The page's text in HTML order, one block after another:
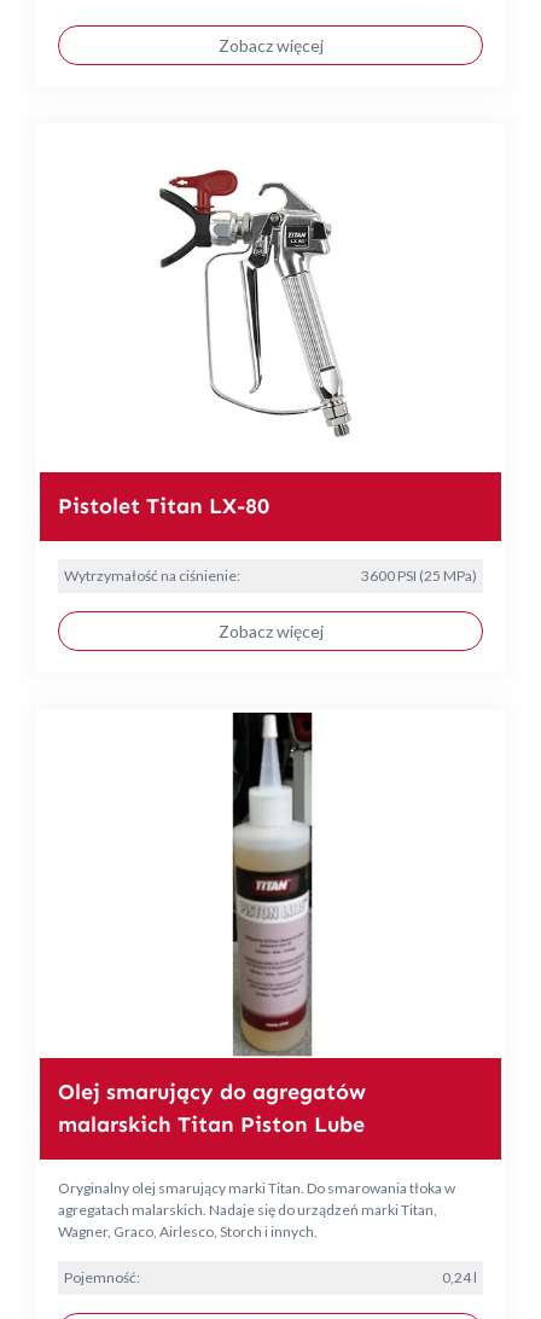
Zobacz więcej
Pistolet Titan LX-80
Wytrzymałość na ciśnienie: 3600 PSI (25 MPa)
Zobacz więcej
Olej smarujący do agregatów
malarskich Titan Piston Lube
Oryginalny olej smarujący marki Titan. Do smarowania tłoka w
agregatach malarskich. Nadaje się do urządzeń marki Titan,
Wagner, Graco, Airlesco, Storch i innych.
Pojemność: 0,24 l